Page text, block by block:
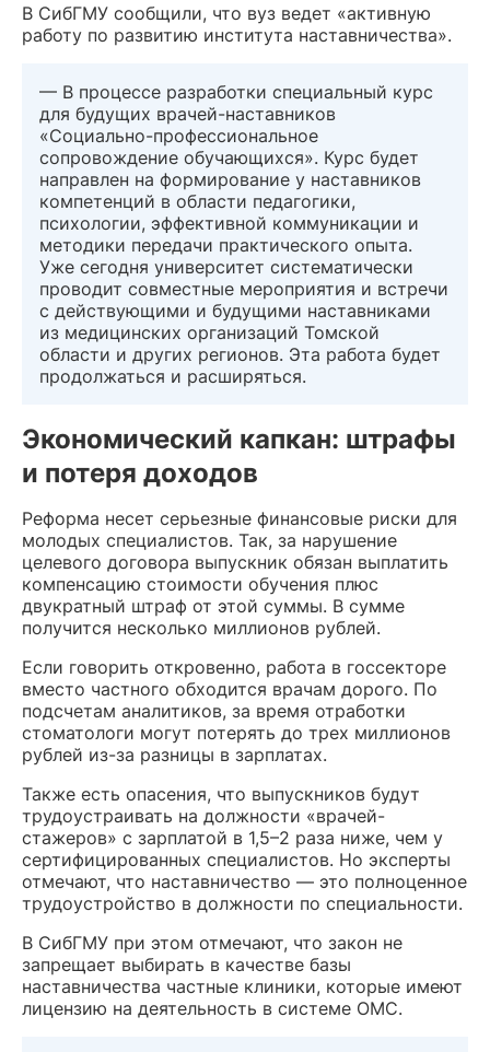
В СибГМУ сообщили, что вуз ведет «активную
работу по развитию института наставничества».
— В процессе разработки специальный курс
для будущих врачей-наставников
«Социально-профессиональное
сопровождение обучающихся». Курс будет
направлен на формирование у наставников
компетенций в области педагогики,
психологии, эффективной коммуникации и
методики передачи практического опыта.
Уже сегодня университет систематически
проводит совместные мероприятия и встречи
с действующими и будущими наставниками
из медицинских организаций Томской
области и других регионов. Эта работа будет
продолжаться и расширяться.
Экономический капкан: штрафы
и потеря доходов
Реформа несет серьезные финансовые риски для
молодых специалистов. Так, за нарушение
целевого договора выпускник обязан выплатить
компенсацию стоимости обучения плюс
двукратный штраф от этой суммы. В сумме
получится несколько миллионов рублей.
Если говорить откровенно, работа в госсекторе
вместо частного обходится врачам дорого. По
подсчетам аналитиков, за время отработки
стоматологи могут потерять до трех миллионов
рублей из-за разницы в зарплатах.
Также есть опасения, что выпускников будут
трудоустраивать на должности «врачей-
стажеров» с зарплатой в 1,5–2 раза ниже, чем у
сертифицированных специалистов. Но эксперты
отмечают, что наставничество — это полноценное
трудоустройство в должности по специальности.
В СибГМУ при этом отмечают, что закон не
запрещает выбирать в качестве базы
наставничества частные клиники, которые имеют
лицензию на деятельность в системе ОМС.